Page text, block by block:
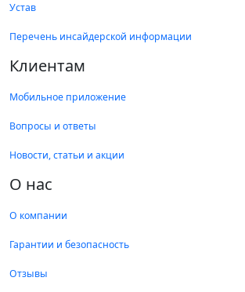
Устав
Перечень инсайдерской информации
Клиентам
Мобильное приложение
Вопросы и ответы
Новости, статьи и акции
О нас
О компании
Гарантии и безопасность
Отзывы